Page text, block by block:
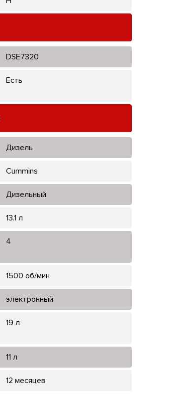
DSE7320
Есть
Дизель
Cummins
Дизельный
13.1 л
4
1500 об/мин
электронный
19 л
11 л
12 месяцев